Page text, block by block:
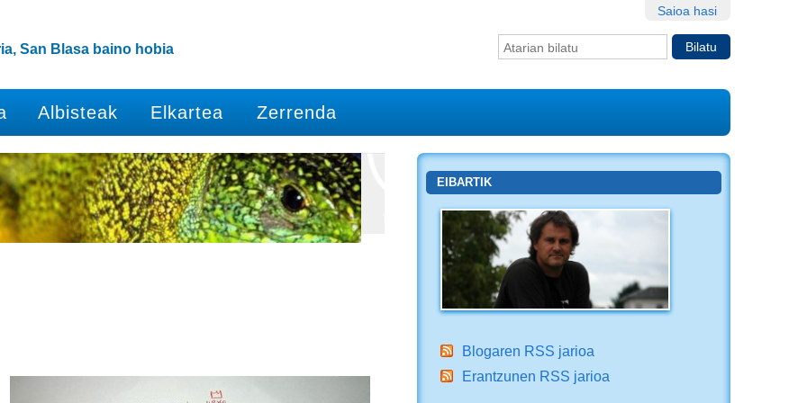
Saioa hasi
Bilatu atarian
San Blasa baino hobia
Albisteak Elkartea Zerrenda
EIBARTIK
Blogaren RSS jarioa
Erantzunen RSS jarioa